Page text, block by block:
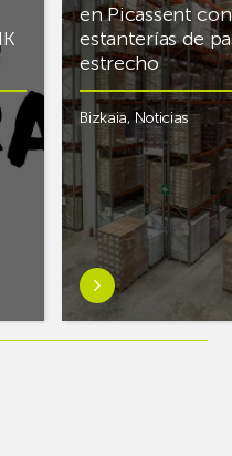
en Picassent con
estanterías de
estrecho
Bizkaia,Noticias
Saber
más